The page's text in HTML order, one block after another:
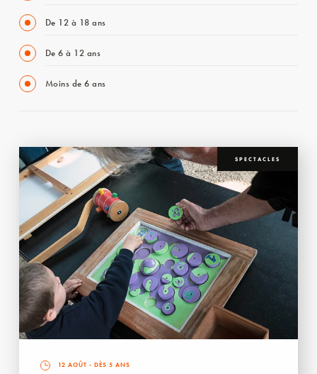
De 12 à 18 ans
De 6 à 12 ans
Moins de 6 ans
SPECTACLES
12 AOÛT - DÈS 5 ANS